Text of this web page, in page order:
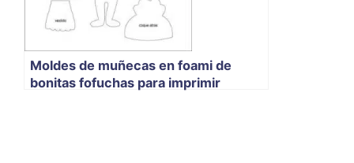
Moldes de muñecas en foami de
bonitas fofuchas para imprimir